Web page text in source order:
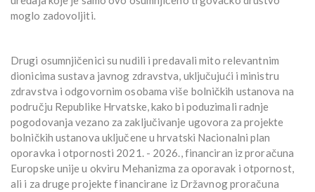
moglo zadovoljiti.
Drugi osumnjičenici su nudili i predavali mito relevantnim
dionicima sustava javnog zdravstva, uključujući i ministru
zdravstva i odgovornim osobama više bolničkih ustanova na
području Republike Hrvatske, kako bi poduzimali radnje
pogodovanja vezano za zaključivanje ugovora za projekte
bolničkih ustanova uključene u hrvatski Nacionalni plan
oporavka i otpornosti 2021. - 2026., financiran iz proračuna
Europske unije u okviru Mehanizma za oporavak i otpornost,
ali i za druge projekte financirane iz Državnog proračuna